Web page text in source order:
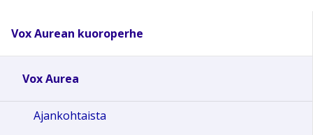
Vox Aurean kuoroperhe
Vox Aurea
Ajankohtaista